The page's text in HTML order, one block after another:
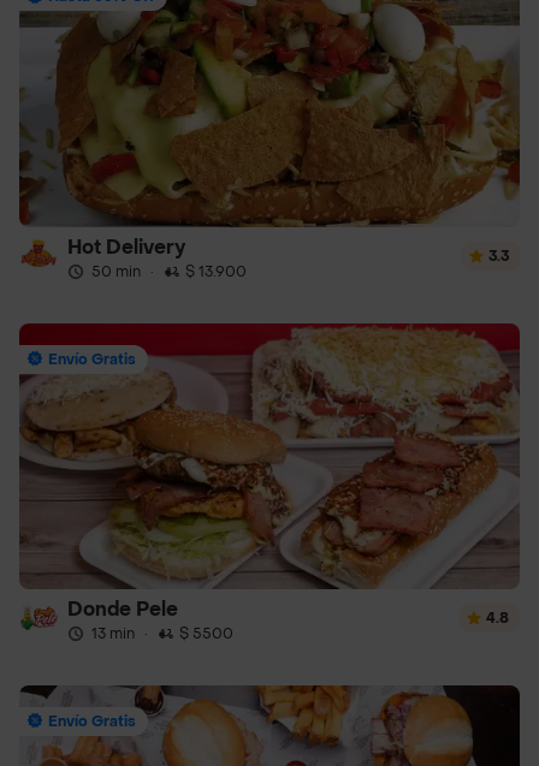
Hot Delivery
50 min · $ 13.900
3.3
Envío Gratis
Donde Pele
13 min · $ 5500
4.8
Envío Gratis